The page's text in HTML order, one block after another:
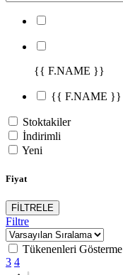
{{ F.NAME }}
{{ F.NAME }}
Stoktakiler
İndirimli
Yeni
Fiyat
FİLTRELE
Filtre
Tükenenleri Gösterme
3 4